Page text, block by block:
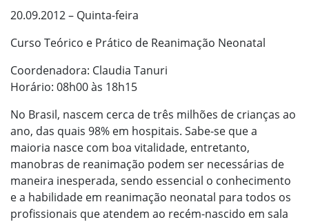
20.09.2012 – Quinta-feira
Curso Teórico e Prático de Reanimação Neonatal
Coordenadora: Claudia Tanuri
Horário: 08h00 às 18h15
No Brasil, nascem cerca de três milhões de crianças ao
ano, das quais 98% em hospitais. Sabe-se que a
maioria nasce com boa vitalidade, entretanto,
manobras de reanimação podem ser necessárias de
maneira inesperada, sendo essencial o conhecimento
e a habilidade em reanimação neonatal para todos os
profissionais que atendem ao recém-nascido em sala